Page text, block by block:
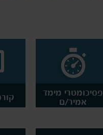
פסיכומטרי מימד
אמיר/ם